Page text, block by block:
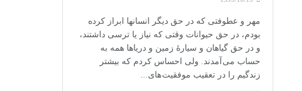
مهر و عطوفتی که در حق دیگر انسانها ابراز کرده
بودم، در حق حیوانات وقتی که نیاز یا ترسی داشتند،
و در حق گیاهان و سیارۀ زمین و دریاها همه به
حساب می آمدند. ولی احساس کردم که بیشتر
زندگیم را در تعقیب موفقیت های...